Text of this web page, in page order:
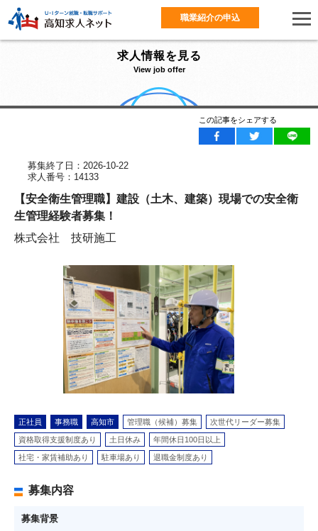
職業紹介の申込
求人情報を見る
View job offer
この記事をシェアする
募集終了日：2026-10-22
求人番号：14133
【安全衛生管理職】建設（土木、建築）現場での安全衛
生管理経験者募集！
株式会社 技研施工
正社員 事務職 高知市 管理職（候補）募集 次世代リーダー募集
資格取得支援制度あり 土日休み 年間休日100日以上
社宅・家賃補助あり 駐車場あり 退職金制度あり
募集内容
募集背景